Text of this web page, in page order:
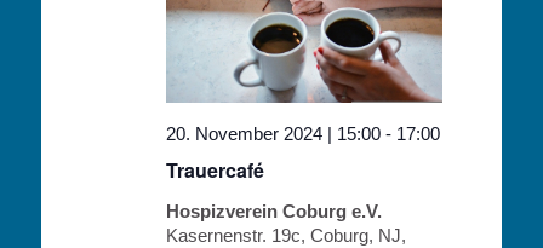
Trauercafé
20. November 2024 | 15:00 - 17:00
Hospizverein Coburg e.V.
Kasernenstr. 19c, Coburg, NJ,